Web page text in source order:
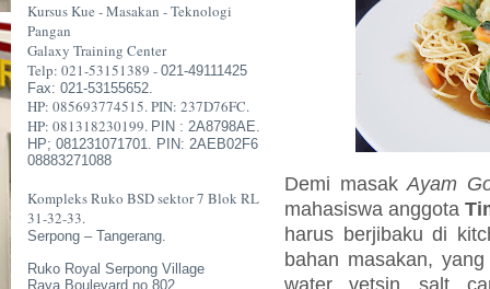
Kursus Kue - Masakan - Teknologi
Pangan
Galaxy Training Center
Telp: 021-53151389 - 021-49111425
Fax: 021-53155652.
HP: 085693774515. PIN: 237D76FC.
HP: 081318230199. PIN : 2A8798AE.
HP; 081231071701. PIN: 2AEB02F6
08883271088
Kompleks Ruko BSD sektor 7 Blok RL
31-32-33.
Serpong – Tangerang.
Ruko Royal Serpong Village
Raya Boulevard no 802.
Demi masakAyam
mahasiswa anggota
harus berjibaku di
bahan masakan,
water, vetsin, salt,